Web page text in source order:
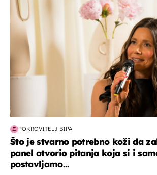
POKROVITELJ BIPA
Što je stvarno potrebno koži da
panel otvorio pitanja koja si i
postavljamo...